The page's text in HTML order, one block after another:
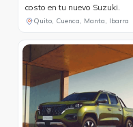
costo en tu nuevo Suzuki.
Quito, Cuenca, Manta, Ibarra